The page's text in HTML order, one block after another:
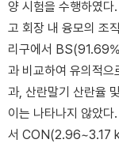
양 시험을 수행하였다
고 회장 내 융모의 조
리구에서
과 비교하여 유의적으
과, 산란말기 산란율
이는 나타나지 않았
서 CON(2.96~3.17